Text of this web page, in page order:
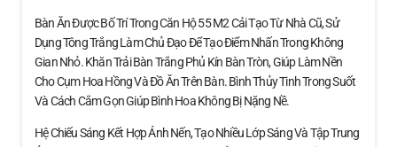
Bàn Ăn Được Bố Trí Trong Căn Hộ 55 M2 Cải Tạo Từ Nhà Cũ, Sử
Dụng Tông Trắng Làm Chủ Đạo Để Tạo Điểm Nhấn Trong Không
Gian Nhỏ. Khăn Trải Bàn Trắng Phủ Kín Bàn Tròn, Giúp Làm Nền
Cho Cụm Hoa Hồng Và Đồ Ăn Trên Bàn. Bình Thủy Tinh Trong Suốt
Và Cách Cắm Gọn Giúp Bình Hoa Không Bị Nặng Nề.
Hệ Chiếu Sáng Kết Hợp Ánh Nến, Tạo Nhiều Lớp Sáng Và Tập Trung